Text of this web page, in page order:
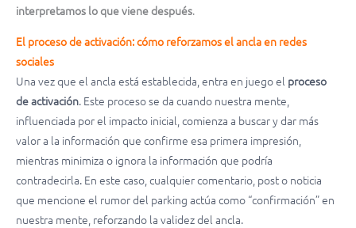
interpretamos lo que viene después.
El proceso de activación: cómo reforzamos el ancla en redes
sociales
Una vez que el ancla está establecida, entra en juego el proceso
de activación. Este proceso se da cuando nuestra mente,
influenciada por el impacto inicial, comienza a buscar y dar más
valor a la información que confirme esa primera impresión,
mientras minimiza o ignora la información que podría
contradecirla. En este caso, cualquier comentario, post o noticia
que mencione el rumor del parking actúa como “confirmación” en
nuestra mente, reforzando la validez del ancla.